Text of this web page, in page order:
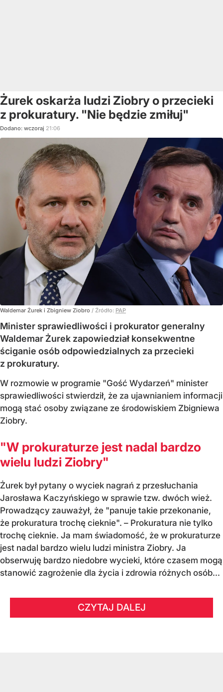
Żurek oskarża ludzi Ziobry o przecieki
z prokuratury. "Nie będzie zmiłuj"
Dodano: wczoraj 21:06
Waldemar Żurek i Zbigniew Ziobro / Źródło: PAP
Minister sprawiedliwości i prokurator generalny
Waldemar Żurek zapowiedział konsekwentne
ściganie osób odpowiedzialnych za przecieki
z prokuratury.
W rozmowie w programie "Gość Wydarzeń" minister
sprawiedliwości stwierdził, że za ujawnianiem informacji
mogą stać osoby związane ze środowiskiem Zbigniewa
Ziobry.
"W prokuraturze jest nadal bardzo
wielu ludzi Ziobry"
Żurek był pytany o wyciek nagrań z przesłuchania
Jarosława Kaczyńskiego w sprawie tzw. dwóch wież.
Prowadzący zauważył, że "panuje takie przekonanie,
że prokuratura trochę cieknie". – Prokuratura nie tylko
trochę cieknie. Ja mam świadomość, że w prokuraturze
jest nadal bardzo wielu ludzi ministra Ziobry. Ja
obserwuję bardzo niedobre wycieki, które czasem mogą
stanowić zagrożenie dla życia i zdrowia różnych osób...
CZYTAJ DALEJ